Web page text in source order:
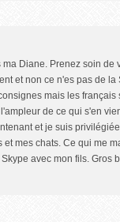
Diane. Prenez soin de
et non ce n'es pas de la
mais les
de ce qui s'en
et je suis
mes chats. Ce qui me
avec mon fils. Gros